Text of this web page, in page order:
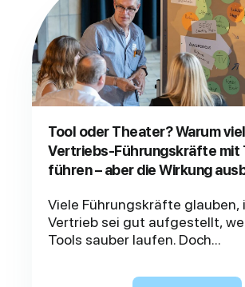
Tool oder Theater? Warum
Vertriebs-Führungskräfte mit
führen – aber die Wirkung
Viele Führungskräfte glauben,
Vertrieb sei gut aufgestellt,
Tools sauber laufen. Doch...